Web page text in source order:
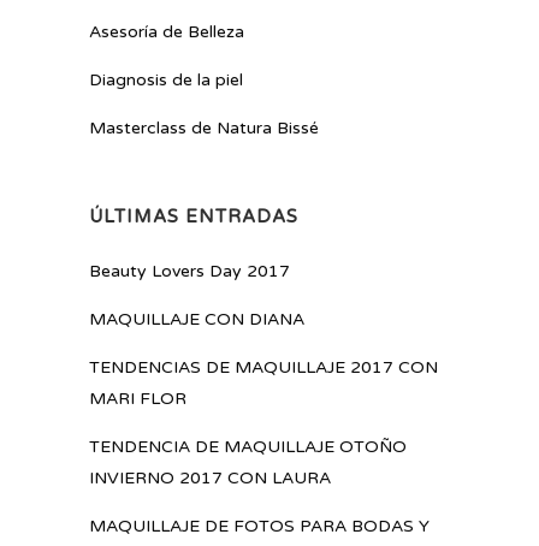
Asesoría de Belleza
Diagnosis de la piel
Masterclass de Natura Bissé
ÚLTIMAS ENTRADAS
Beauty Lovers Day 2017
MAQUILLAJE CON DIANA
TENDENCIAS DE MAQUILLAJE 2017 CON
MARI FLOR
TENDENCIA DE MAQUILLAJE OTOÑO
INVIERNO 2017 CON LAURA
MAQUILLAJE DE FOTOS PARA BODAS Y